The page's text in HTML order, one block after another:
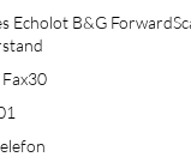
Echolot B&G